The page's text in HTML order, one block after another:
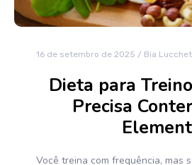
16 de setembro de 2025 / Bia
Dieta para
Precisa
Você treina com frequência, mas